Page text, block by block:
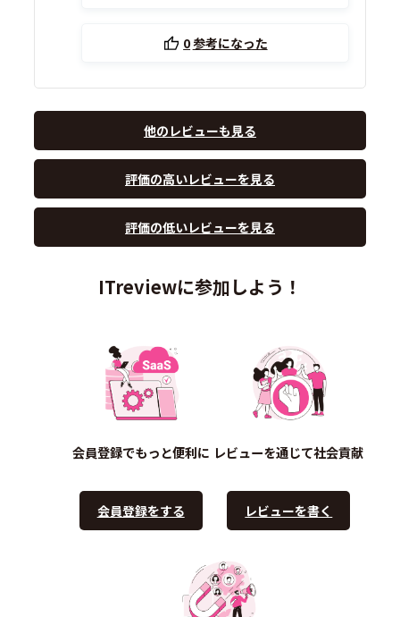
0参考になった
他のレビューも見る
評価の高いレビューを見る
評価の低いレビューを見る
ITreviewに参加しよう！
会員登録でもっと便利に
会員登録をする
レビューを通じて社会貢献
レビューを書く